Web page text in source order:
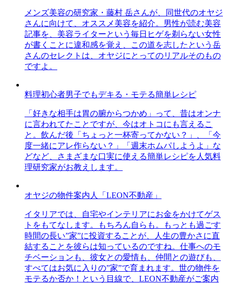
メンズ美容の研究家・藤村 岳さんが、同世代のオヤジ
さんに向けて、オススメ美容を紹介。男性が読む美容
記事を、美容ライターという毎日ヒゲを剃らない女性
が書くことに違和感を覚え、この道を志したという岳
さんのセレクトは、オヤジにとってのリアルそのもの
ですよ。
料理初心者男子でもデキる・モテる簡単レシピ
「好きな相手は胃の腑からつかめ」って、昔はオンナ
に言われてたことですが、今はオトコにも言えるこ
と。飲んだ後「ちょっと一杯寄ってかない？」、「今
度一緒にアレ作らない？」「週末ホムパしようよ」な
どなど、さまざまな口実に使える簡単レシピを人気料
理研究家がお教えします。
オヤジの物件案内人「LEON不動産」
イタリアでは、自宅やインテリアにお金をかけてゲス
トをもてなします。もちろん自らも。もっとも過ごす
時間の長い”家”に投資することが、人生の豊かさに直
結することを彼らは知っているのですね。仕事へのモ
チベーションも、彼女との愛情も、仲間との遊びも、
すべてはお気に入りの”家”で育まれます。世の物件を
モテるか否か！という目線で、LEON不動産がご案内